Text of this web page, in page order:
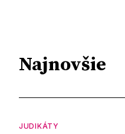
Najnovšie
JUDIKÁTY